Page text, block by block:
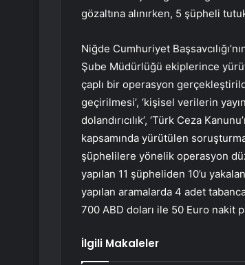
gözaltına alınırken, 5 şüpheli
Niğde Cumhuriyet
Şube Müdürlüğü ekiplerince
çaplı bir operasyon
geçirilmesi’, ‘kişisel verilerin
dolandırıcılık’, ‘Türk Ceza
kapsamında yürütülen
şüphelilere yönelik operasyon
yapılan 11 şüpheliden 10’u
yapılan aramalarda 4 adet
700 ABD doları ile 50 Euro nakit
İlgili Makaleler